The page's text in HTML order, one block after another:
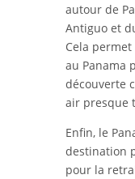
autour de
Antiguo et
Cela
au Panama
découverte
air presque
Enfin, le
destination
pour la